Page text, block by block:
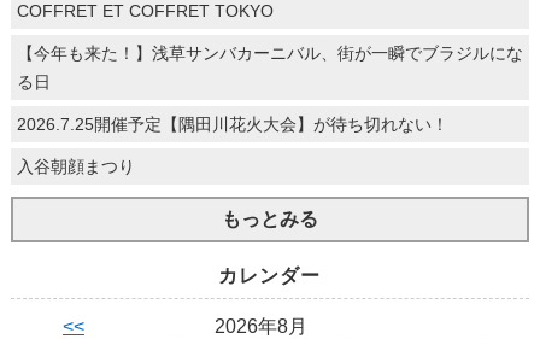
COFFRET ET COFFRET TOKYO
【今年も来た！】浅草サンバカーニバル、街が一瞬でブラジルにな
る日
2026.7.25開催予定【隅田川花火大会】が待ち切れない！
入谷朝顔まつり
もっとみる
カレンダー
<<
2026年8月